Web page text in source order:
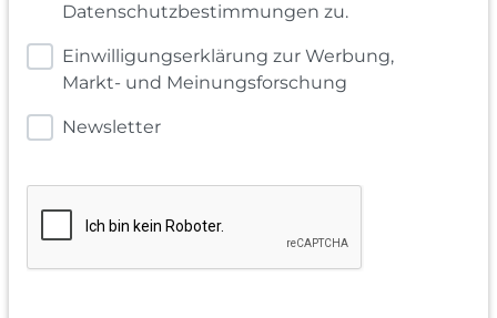
Datenschutzbestimmungen zu.
Einwilligungserklärung zur Werbung,
Markt- und Meinungsforschung
Newsletter